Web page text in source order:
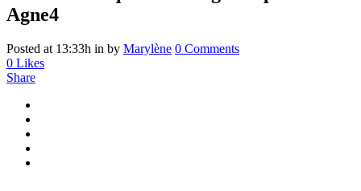
Agne4
Posted at 13:33h in by Marylène 0 Comments
0 Likes
Share